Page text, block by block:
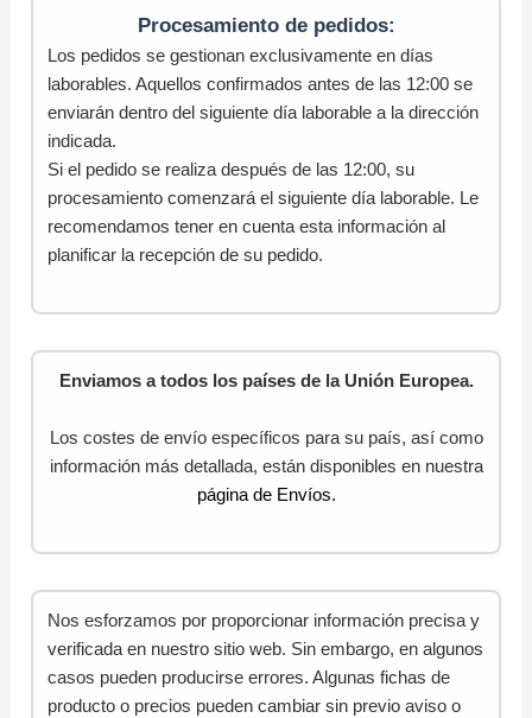
Procesamiento de pedidos:
Los pedidos se gestionan exclusivamente en días
laborables. Aquellos confirmados antes de las 12:00 se
enviarán dentro del siguiente día laborable a la dirección
indicada.
Si el pedido se realiza después de las 12:00, su
procesamiento comenzará el siguiente día laborable. Le
recomendamos tener en cuenta esta información al
planificar la recepción de su pedido.
Enviamos a todos los países de la Unión Europea.
Los costes de envío específicos para su país, así como
información más detallada, están disponibles en nuestra
página de Envíos.
Nos esforzamos por proporcionar información precisa y
verificada en nuestro sitio web. Sin embargo, en algunos
casos pueden producirse errores. Algunas fichas de
producto o precios pueden cambiar sin previo aviso o